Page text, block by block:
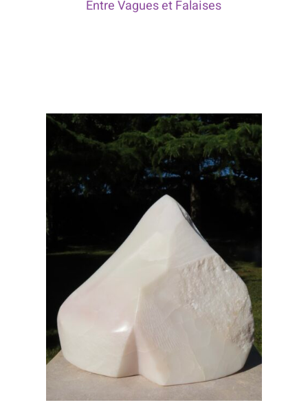
Entre Vagues et Falaises